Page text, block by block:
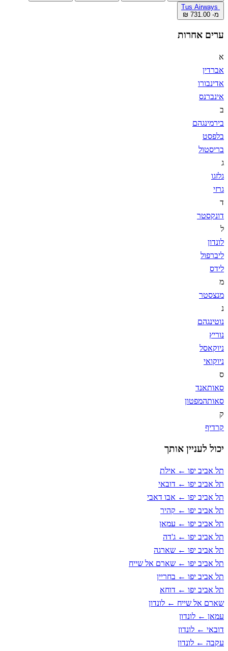
מ- ‏731.00 ‏₪
ערים אחרות
א
אברדין
אדינבורו
אינברנס
ב
בירמינגהם
בלפסט
בריסטול
ג
גלזגו
גרזי
ד
דונקסטר
ל
לונדון
ליברפול
לידס
מ
מנצסטר
נ
נוטינגהם
נוריץ
ניוקאסל
ניוקואי
ס
סאותאנד
סאותהמפטון
ק
קרדיף
יכול לעניין אותך
תל אביב יפו ← אילת
תל אביב יפו ← דובאי
תל אביב יפו ← אבו דאבי
תל אביב יפו ← קהיר
תל אביב יפו ← עמאן
תל אביב יפו ← ג'דה
תל אביב יפו ← שארגה
תל אביב יפו ← שארם אל שייח
תל אביב יפו ← בחריין
תל אביב יפו ← דוחא
שארם אל שייח ← לונדון
עמאן ← לונדון
דובאי ← לונדון
עקבה ← לונדון